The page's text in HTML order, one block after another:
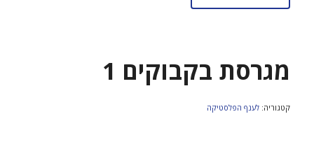
מגרסת בקבוקים 1
קטגוריה: לענף הפלסטיקה